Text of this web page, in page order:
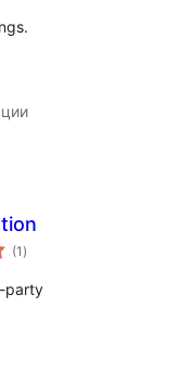
(1 общо
оценки
)
party